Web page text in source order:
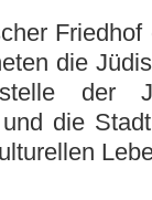
die
der
die